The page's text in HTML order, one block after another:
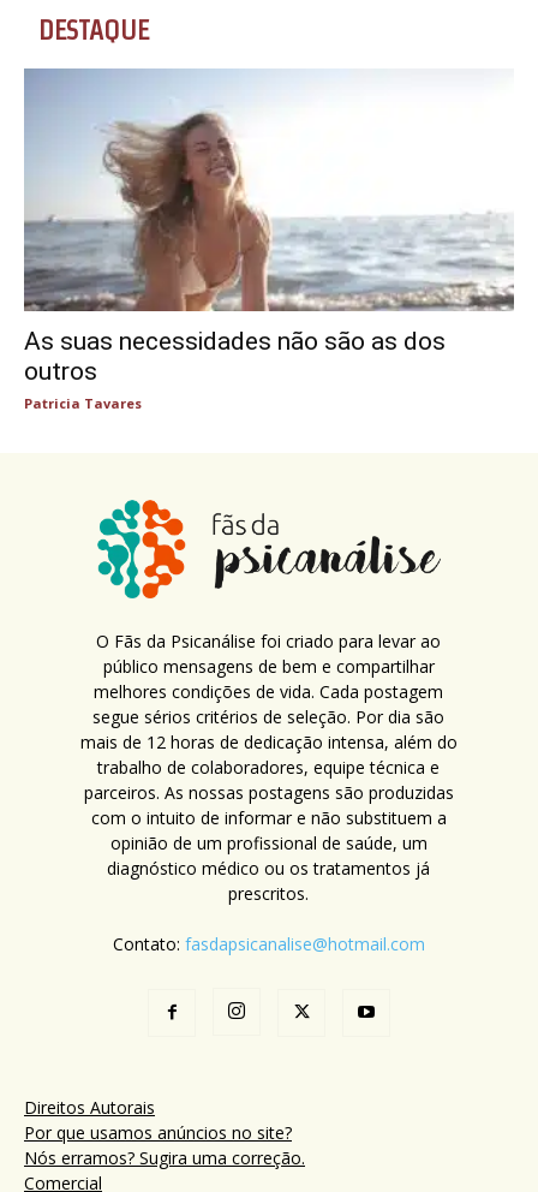
DESTAQUE
As suas necessidades não são as dos
outros
Patricia Tavares
O Fãs da Psicanálise foi criado para levar ao
público mensagens de bem e compartilhar
melhores condições de vida. Cada postagem
segue sérios critérios de seleção. Por dia são
mais de 12 horas de dedicação intensa, além do
trabalho de colaboradores, equipe técnica e
parceiros. As nossas postagens são produzidas
com o intuito de informar e não substituem a
opinião de um profissional de saúde, um
diagnóstico médico ou os tratamentos já
prescritos.
Contato: fasdapsicanalise@hotmail.com
Direitos Autorais
Por que usamos anúncios no site?
Nós erramos? Sugira uma correção.
Comercial